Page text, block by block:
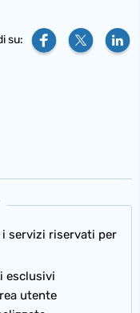
su:
servizi riservati per
esclusivi
utente